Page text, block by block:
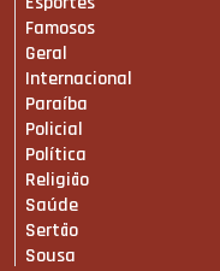
Famosos
Geral
Internacional
Paraíba
Policial
Política
Religião
Saúde
Sertão
Sousa